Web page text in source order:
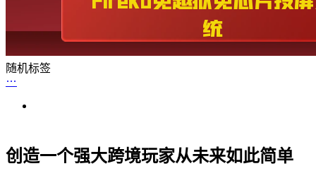
随机标签
创造一个强大跨境玩家从未来如此简单